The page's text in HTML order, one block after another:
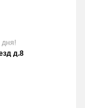
дня!
д.8